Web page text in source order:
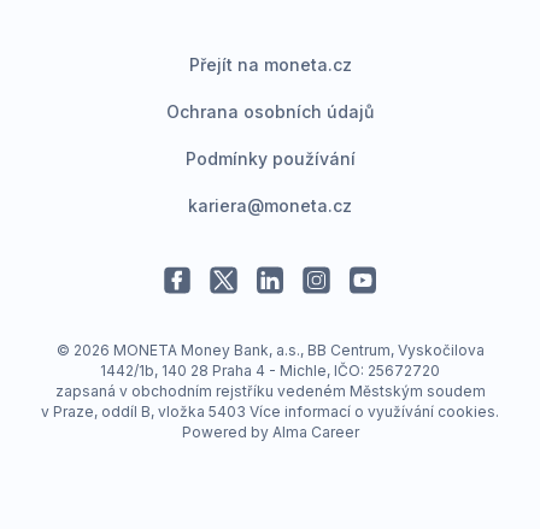
Přejít na moneta.cz
Ochrana osobních údajů
Podmínky používání
kariera@moneta.cz
© 2026 MONETA Money Bank, a.s., BB Centrum, Vyskočilova
1442/1b, 140 28 Praha 4 - Michle, IČO: 25672720
zapsaná v obchodním rejstříku vedeném Městským soudem
v Praze, oddíl B, vložka 5403 Více informací o využívání cookies.
Powered by Alma Career